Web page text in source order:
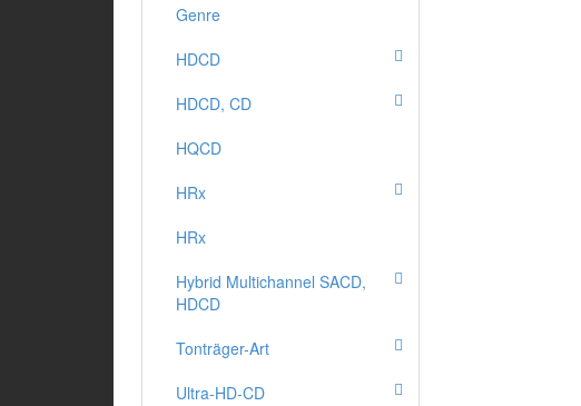
Genre
HDCD
HDCD, CD
HQCD
HRx
HRx
Hybrid Multichannel SACD,
HDCD
Tonträger-Art
Ultra-HD-CD